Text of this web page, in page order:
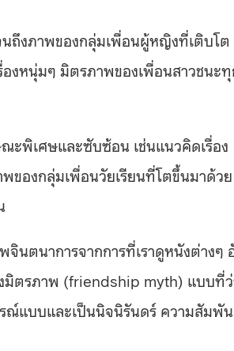
ถึงภาพของกลุ่มเพื่อนผู้หญิงที่เติบโต
งหนุ่มๆ มิตรภาพของเพื่อนสาวชนะ
ะพิเศษและซับซ้อน เช่นแนวคิดเรื่อง
ของกลุ่มเพื่อนวัยเรียนที่โตขึ้นมาด้วย
นตนาการจากการที่เราดูหนังต่างๆ
มิตรภาพ (friendship myth) แบบที่
ณ์แบบและเป็นนิจนิรันดร์ ความสัมพั